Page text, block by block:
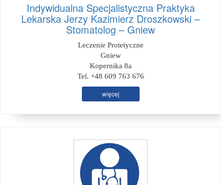
Indywidualna Specjalistyczna Praktyka
Lekarska Jerzy Kazimierz Droszkowski –
Stomatolog – Gniew
Leczenie Protetyczne
Gniew
Kopernika 8a
Tel. +48 609 763 676
więcej